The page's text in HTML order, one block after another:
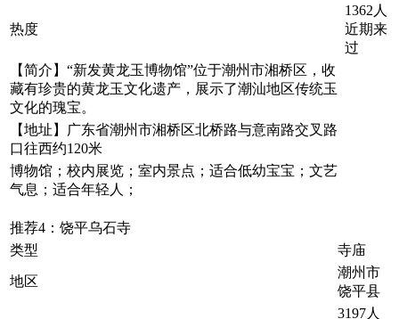
热度
1362人
近期来
过
【简介】“新发黄龙玉博物馆”位于潮州市湘桥区，收
藏有珍贵的黄龙玉文化遗产，展示了潮汕地区传统玉
文化的瑰宝。
【地址】广东省潮州市湘桥区北桥路与意南路交叉路
口往西约120米
博物馆；校内展览；室内景点；适合低幼宝宝；文艺
气息；适合年轻人；
推荐4：饶平乌石寺
类型
寺庙
地区
潮州市
饶平县
3197人